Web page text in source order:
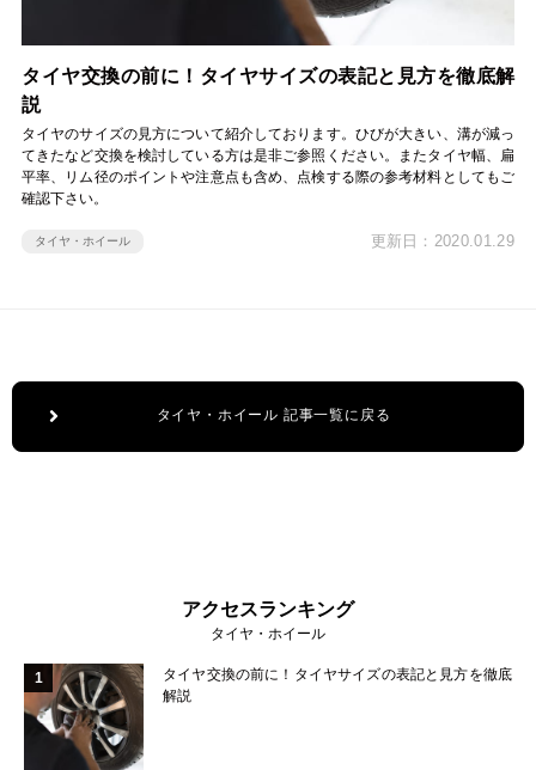
タイヤ交換の前に！タイヤサイズの表記と見方を徹底解
説
タイヤのサイズの見方について紹介しております。ひびが大きい、溝が減っ
てきたなど交換を検討している方は是非ご参照ください。またタイヤ幅、扁
平率、リム径のポイントや注意点も含め、点検する際の参考材料としてもご
確認下さい。
タイヤ・ホイール 更新日：2020.01.29
タイヤ・ホイール 記事一覧に戻る
アクセスランキング
タイヤ・ホイール
1
タイヤ交換の前に！タイヤサイズの表記と見方を徹底
解説